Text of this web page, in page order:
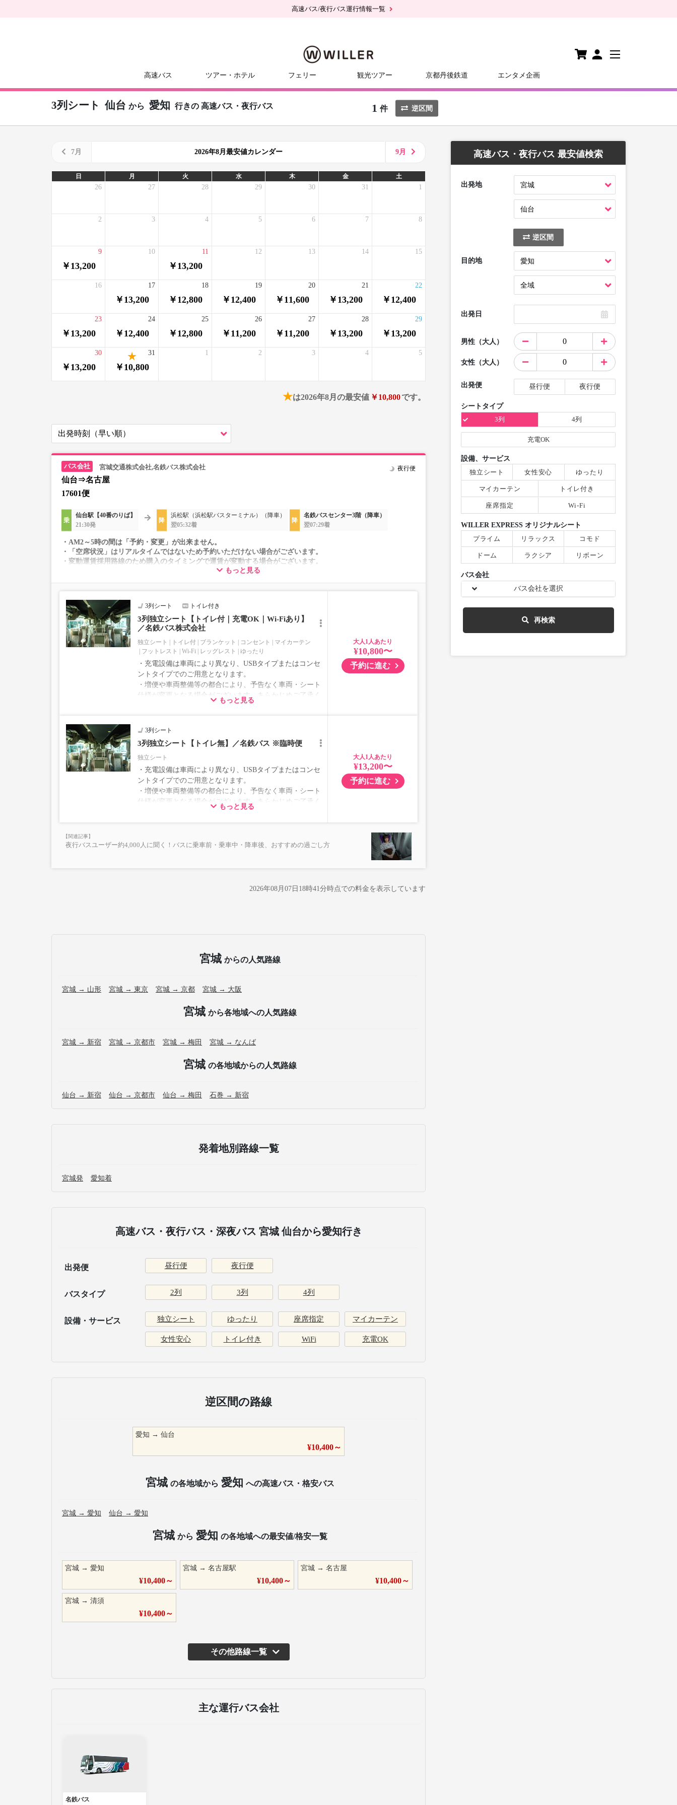
高速バス/夜行バス運行情報一覧
高速バス ツアー・ホテル フェリー 観光ツアー 京都丹後鉄道 エンタメ企画
3列シート 仙台 から 愛知 行きの 高速バス・夜行バス 1 件 逆区間
7月 2026年8月最安値カレンダー 9月
日 月 火 水 木 金 土
26 27 28 29 30 31 1
2 3 4 5 6 7 8
￥13,200
9 10
￥13,200
11 12 13 14 15
16
￥13,200
17
￥12,800
18
￥12,400
19
￥11,600
20
￥13,200
21
￥12,400
22
￥13,200
23
￥12,400
24
￥12,800
25
￥11,200
26
￥11,200
27
￥13,200
28
￥13,200
29
￥13,200
30
￥10,800
31 1 2 3 4 5
★は2026年8月の最安値 ￥10,800です。
宮城交通株式会社,名鉄バス株式会社
仙台⇒名古屋
17601便
夜行便
仙台駅【40番のりば】
21:30発
浜松駅（浜松駅バスターミナル）（降車）
翌05:32着
名鉄バスセンター3階（降車）
翌07:29着
・AM2～5時の間は「予約・変更」が出来ません。
・「空席状況」はリアルタイムではないため予約いただけない場合がございます。
・変動運賃採用路線のため購入のタイミングで運賃が変動する場合がございます。
・車両は予告なく変更となる場合がございます。これに伴い、座席やシート設備が変更となる場合がございま
もっと見る
3列シート トイレ付き
3列独立シート【トイレ付｜充電OK｜Wi-Fiあり】
／名鉄バス株式会社
独立シート トイレ付 ブランケット コンセント
マイカーテン
フットレスト
Wi-Fi レッグレスト ゆったり
・充電設備は車両により異なり、USBタイプまたはコンセ
ントタイプでのご用意となります。
・増便や車両整備等の都合により、予告なく車両・シート
仕様が変更となる場合がございます。あらかじめご了承く
もっと見る
大人
¥10,800〜
予約に進む
3列シート
3列独立シート【トイレ無】／名鉄バス ※臨時便
独立シート
・充電設備は車両により異なり、USBタイプまたはコンセ
ントタイプでのご用意となります。
・増便や車両整備等の都合により、予告なく車両・シート
仕様が変更となる場合がございます。あらかじめご了承く
もっと見る
大人
¥13,200〜
予約に進む
夜行バスユーザー約4,000人に聞く！バスに乗車前・乗車中・降車後、おすすめの過ごし方
2026年08月07日18時41分時点での料金を表示しています
宮城 からの人気路線
宮城 → 山形 宮城 → 東京 宮城 → 京都 宮城 → 大阪
宮城 から各地域への人気路線
宮城 → 新宿 宮城 → 京都市 宮城 → 梅田 宮城 → なんば
宮城 の各地域からの人気路線
仙台 → 新宿 仙台 → 京都市 仙台 → 梅田 石巻 → 新宿
発着地別路線一覧
宮城発 愛知着
高速バス・夜行バス・深夜バス 宮城 仙台から愛知行き
出発便 昼行便 夜行便
バスタイプ 2列 3列 4列
設備・サービス 独立シート ゆったり 座席指定 マイカーテン
女性安心 トイレ付き WiFi 充電OK
逆区間の路線
愛知 →仙台
¥10,400～
宮城 の各地域から 愛知 への高速バス・格安バス
宮城 → 愛知 仙台 → 愛知
宮城 から 愛知 の各地域への最安値/格安一覧
宮城 → 愛知
¥10,400～
宮城 →名古屋駅
¥10,400～
宮城 →名古屋
¥10,400～
宮城 → 清須
¥10,400～
その他路線一覧
主な運行バス会社
名鉄バス
高速バス・夜行バス 最安値検索
出発地
逆区間
目的地
出発日
男性（大人）
女性（大人）
出発便 昼行便 夜行便
シートタイプ
3列
4列
充電OK
設備、サービス
独立シート
女性安心 ゆったり
マイカーテン トイレ付き
座席指定 Wi-Fi
WILLER EXPRESS オリジナルシート
プライム
リラックス コモド
ドーム ラクシア リボーン
バス会社
バス会社を選択
再検索